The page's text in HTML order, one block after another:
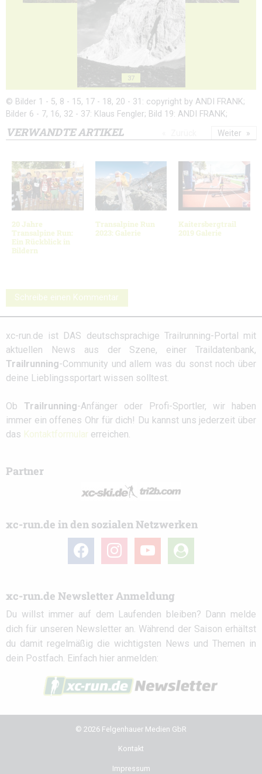
37
© Bilder 1 - 5, 8 - 15, 17 - 18, 20 - 31: copyright by ANDI FRANK;
Bilder 6 - 7, 16, 32 - 37: Klaus Fengler; Bild 19: ANDI FRANK;
VERWANDTE ARTIKEL
20 Jahre
Transalpine Run:
Ein Rückblick in
Bildern
Transalpine Run
2023: Galerie
Kaitersbergtrail
2019 Galerie
Weiter
Schreibe einen Kommentar
xc-run.de ist DAS deutschsprachige Trailrunning-Portal mit
aktuellen News aus der Szene, einer Traildatenbank,
Trailrunning-Community und allem was du sonst noch über
deine Lieblingssportart wissen solltest.
Ob Trailrunning-Anfänger oder Profi-Sportler, wir haben
immer ein offenes Ohr für dich! Du kannst uns jederzeit über
das Kontaktformular erreichen.
Partner
xc-run.de in den sozialen Netzwerken
facebook instagramyoutube
user-
circle
xc-run.de Newsletter Anmeldung
Du willst immer auf dem Laufenden bleiben? Dann melde
dich für unseren Newsletter an. Während der Saison erhältst
du damit regelmäßig die wichtigsten News und Themen in
dein Postfach. Einfach hier anmelden:
© 2026 Felgenhauer Medien GbR
Kontakt
Impressum